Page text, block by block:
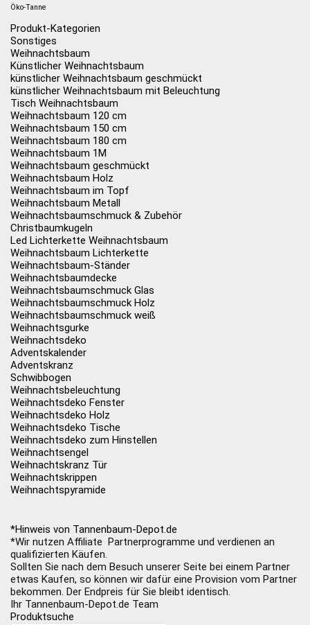
Öko-Tanne
Produkt-Kategorien
Sonstiges
Weihnachtsbaum
Künstlicher Weihnachtsbaum
künstlicher Weihnachtsbaum geschmückt
künstlicher Weihnachtsbaum mit Beleuchtung
Tisch Weihnachtsbaum
Weihnachtsbaum 120 cm
Weihnachtsbaum 150 cm
Weihnachtsbaum 180 cm
Weihnachtsbaum 1M
Weihnachtsbaum geschmückt
Weihnachtsbaum Holz
Weihnachtsbaum im Topf
Weihnachtsbaum Metall
Weihnachtsbaumschmuck & Zubehör
Christbaumkugeln
Led Lichterkette Weihnachtsbaum
Weihnachtsbaum Lichterkette
Weihnachtsbaum-Ständer
Weihnachtsbaumdecke
Weihnachtsbaumschmuck Glas
Weihnachtsbaumschmuck Holz
Weihnachtsbaumschmuck weiß
Weihnachtsgurke
Weihnachtsdeko
Adventskalender
Adventskranz
Schwibbogen
Weihnachtsbeleuchtung
Weihnachtsdeko Fenster
Weihnachtsdeko Holz
Weihnachtsdeko Tische
Weihnachtsdeko zum Hinstellen
Weihnachtsengel
Weihnachtskranz Tür
Weihnachtskrippen
Weihnachtspyramide
*Hinweis von Tannenbaum-Depot.de
*Wir nutzen Affiliate Partnerprogramme und verdienen an
qualifizierten Käufen.
Sollten Sie nach dem Besuch unserer Seite bei einem Partner
etwas Kaufen, so können wir dafür eine Provision vom Partner
bekommen. Der Endpreis für Sie bleibt identisch.
Ihr Tannenbaum-Depot.de Team
Produktsuche